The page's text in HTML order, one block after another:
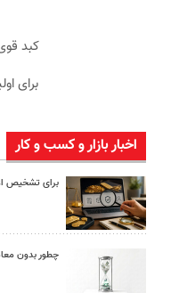
کبد
اخبار بازار و کسب و کار
برای تشخیص
چطور بدون